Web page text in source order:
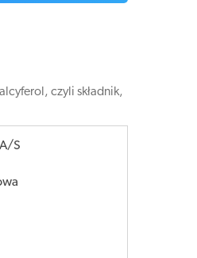
czyli składnik,
S